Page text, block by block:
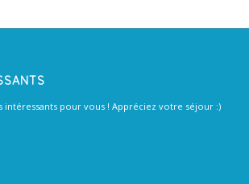
intéressants pour vous ! Appréciez votre séjour :)